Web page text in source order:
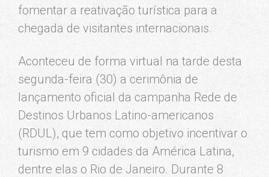
fomentar a reativação turística para a
chegada de visitantes internacionais.
Aconteceu de forma virtual na tarde desta
segunda-feira (30) a cerimônia de
lançamento oficial da campanha Rede de
Destinos Urbanos Latino-americanos
(RDUL), que tem como objetivo incentivar o
turismo em 9 cidades da América Latina,
dentre elas o Rio de Janeiro. Durante 8